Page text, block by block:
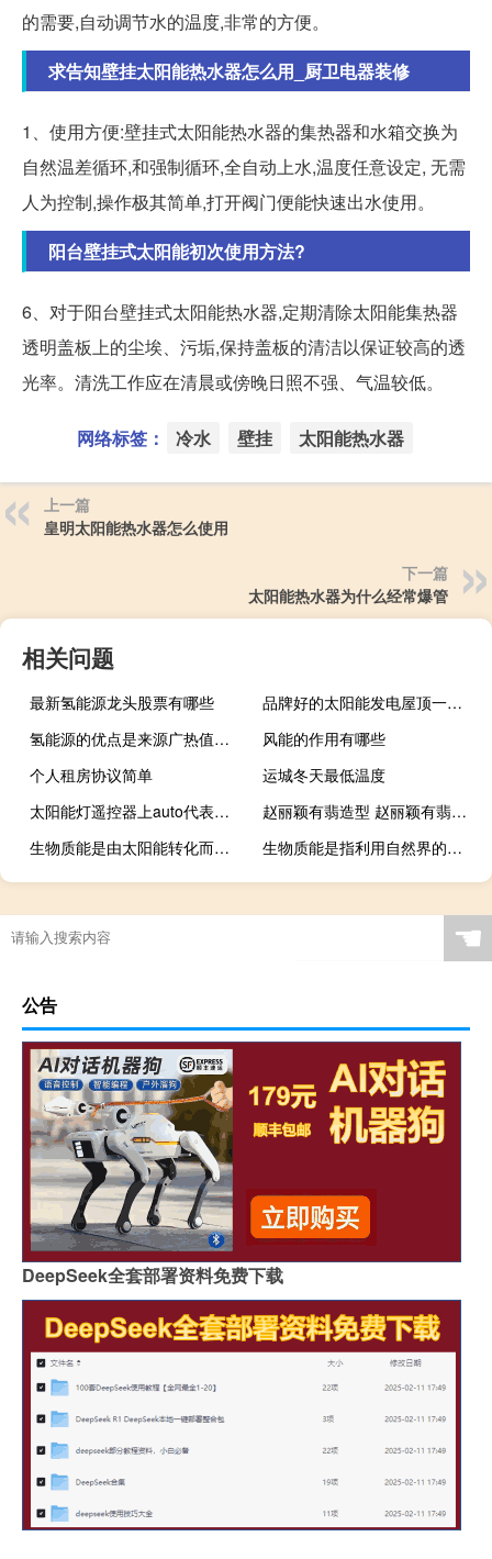
的需要,自动调节水的温度,非常的方便。
求告知壁挂太阳能热水器怎么用_厨卫电器装修
1、使用方便:壁挂式太阳能热水器的集热器和水箱交换为
自然温差循环,和强制循环,全自动上水,温度任意设定, 无需
人为控制,操作极其简单,打开阀门便能快速出水使用。
阳台壁挂式太阳能初次使用方法?
6、对于阳台壁挂式太阳能热水器,定期清除太阳能集热器
透明盖板上的尘埃、污垢,保持盖板的清洁以保证较高的透
光率。清洗工作应在清晨或傍晚日照不强、气温较低。
网络标签： 冷水 壁挂 太阳能热水器
上一篇
皇明太阳能热水器怎么使用
下一篇
太阳能热水器为什么经常爆管
相关问题
最新氢能源龙头股票有哪些
品牌好的太阳能发电屋顶一站式解决方案
氢能源的优点是来源广热值高还有什么
风能的作用有哪些
个人租房协议简单
运城冬天最低温度
太阳能灯遥控器上auto代表什么意思
赵丽颖有翡造型 赵丽颖有翡造型曝光少女感十足
生物质能是由太阳能转化而来的吗
生物质能是指利用自然界的哪些物质转化成的人员
☚
公告
DeepSeek全套部署资料免费下载